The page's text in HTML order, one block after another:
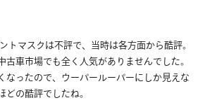
マスクは不評で、当時は各方面から酷評。
車市場でも全く人気がありませんでした。
なったので、ウーパールーパーにしか見えな
の酷評でしたね。